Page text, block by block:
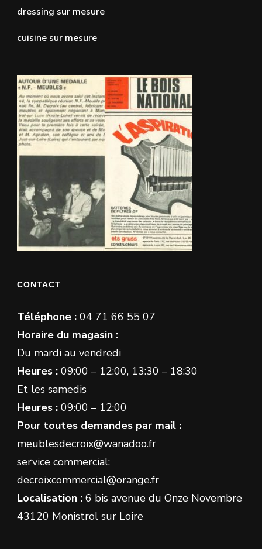
dressing sur mesure
cuisine sur mesure
CONTACT
Téléphone : 04 71 66 55 07
Horaire du magasin :
Du mardi au vendredi
Heures : 09:00 – 12:00, 13:30 – 18:30
Et les samedis
Heures : 09:00 – 12:00
Pour toutes demandes par mail :
meublesdecroix@wanadoo.fr
service commercial:
decroixcommercial@orange.fr
Localisation : 6 bis avenue du Onze Novembre
43120 Monistrol sur Loire